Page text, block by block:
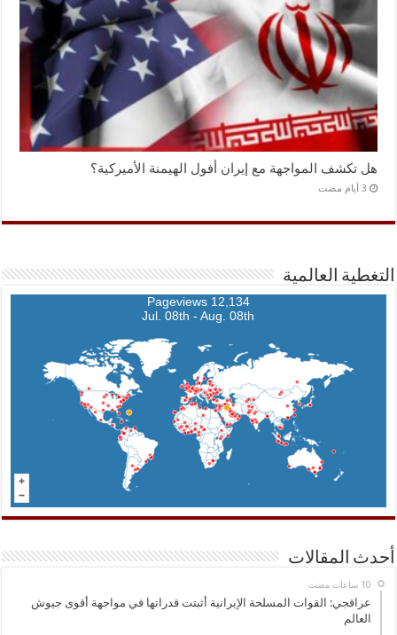
هل تكشف المواجهة مع إيران أفول الهيمنة الأميركية؟
التغطية العالمية
12,134 Pageviews
Jul. 08th - Aug. 08th
أحدث المقالات
عراقجي: القوات المسلحة الإيرانية أثبتت قدراتها في مواجهة أقوى جيوش
العالم